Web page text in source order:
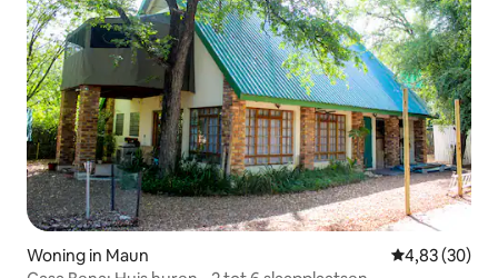
Woning in Maun Gemiddelde
4,83 (30)